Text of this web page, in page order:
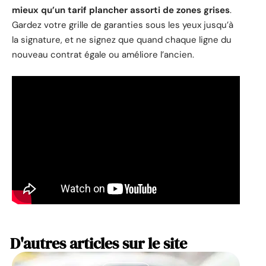
mieux qu’un tarif plancher assorti de zones grises.
Gardez votre grille de garanties sous les yeux jusqu’à
la signature, et ne signez que quand chaque ligne du
nouveau contrat égale ou améliore l’ancien.
D'autres articles sur le site